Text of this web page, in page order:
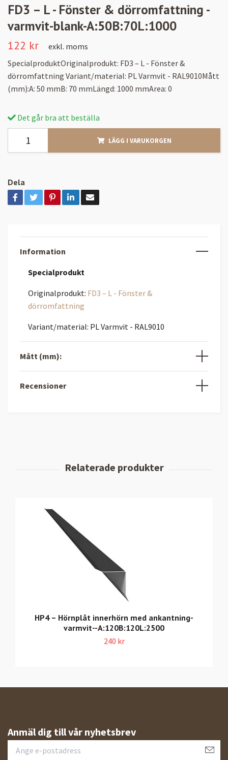
FD3 – L - Fönster & dörromfattning -
varmvit-blank-A:50B:70L:1000
122 kr
exkl. moms
SpecialproduktOriginalprodukt: FD3 – L - Fönster &
dörromfattning Variant/material: PL Varmvit - RAL9010Mått
(mm):A: 50 mmB: 70 mmLängd: 1000 mmArea: 0
Det går bra att beställa
LÄGG I VARUKORGEN
Dela
Information
Specialprodukt
Originalprodukt: FD3 – L - Fönster &
dörromfattning
Variant/material: PL Varmvit - RAL9010
Mått (mm):
Recensioner
HP4 – Hörnplåt innerhörn med ankantning-
varmvit--A:120B:120L:2500
240 kr
Anmäl dig till vår nyhetsbrev